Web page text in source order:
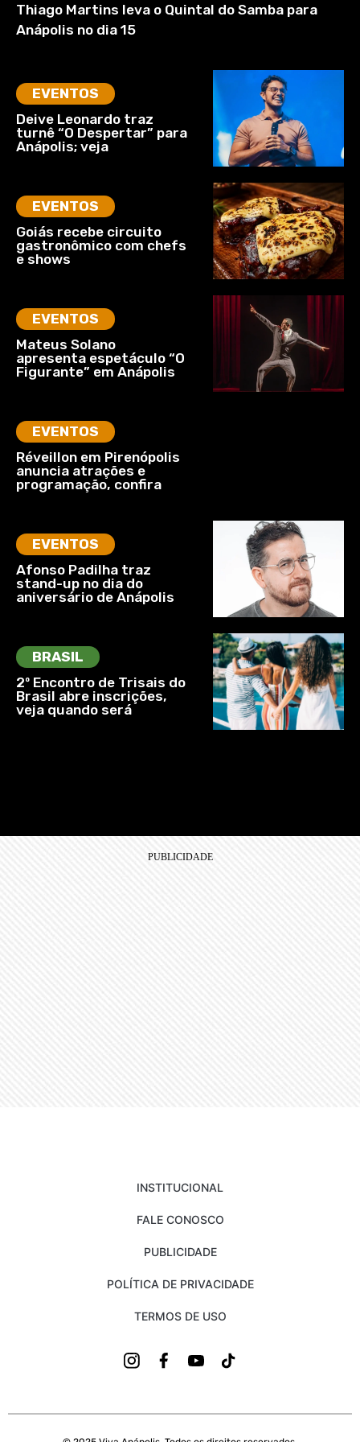
Thiago Martins leva o Quintal do Samba para
Anápolis no dia 15
EVENTOS
Deive Leonardo traz
turnê “O Despertar” para
Anápolis; veja
EVENTOS
Goiás recebe circuito
gastronômico com chefs
e shows
EVENTOS
Mateus Solano
apresenta espetáculo “O
Figurante” em Anápolis
EVENTOS
Réveillon em Pirenópolis
anuncia atrações e
programação, confira
EVENTOS
Afonso Padilha traz
stand-up no dia do
aniversário de Anápolis
BRASIL
2º Encontro de Trisais do
Brasil abre inscrições,
veja quando será
INSTITUCIONAL
FALE CONOSCO
PUBLICIDADE
POLÍTICA DE PRIVACIDADE
TERMOS DE USO